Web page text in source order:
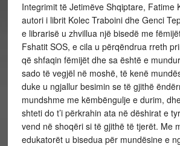
Integrimit të Jetimëve Shqiptare, Fatime
autori i librit Kolec Traboini dhe Genci
e librarisë u zhvillua një bisedë me
Fshatit SOS, e cila u përqëndrua rreth
që shfaqin fëmijët dhe sa është e
sado të vegjël në moshë, të kenë
duke u ngjallur besimin se të gjithë
mundshme me këmbëngulje e durim,
shteti do t’i përkrahin ata në dëshirat e
vend në shoqëri si të gjithë të tjerët. Me
edukatorët u bisedua për mundësine e